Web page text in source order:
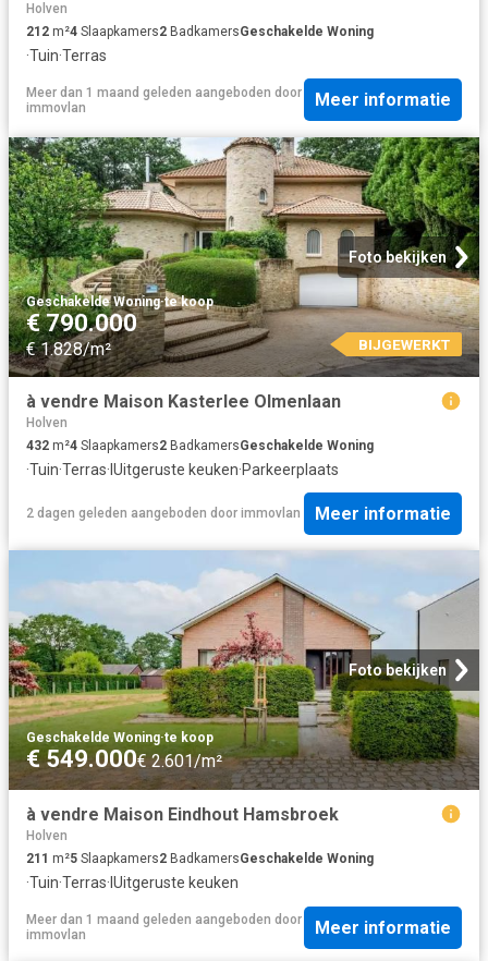
Holven
212 m²4 Slaapkamers2 BadkamersGeschakelde Woning
·Tuin·Terras
Meer dan 1 maand geleden aangeboden door
immovlan
Meer informatie
Foto bekijken
Geschakelde Woning·te koop
€ 790.000
€ 1.828/m² BIJGEWERKT
à vendre Maison Kasterlee Olmenlaan
Holven
432 m²4 Slaapkamers2 BadkamersGeschakelde Woning
·Tuin·Terras·IUitgeruste keuken·Parkeerplaats
2 dagen geleden aangeboden door immovlan Meer informatie
Foto bekijken
Geschakelde Woning·te koop
€ 549.000€ 2.601/m²
à vendre Maison Eindhout Hamsbroek
Holven
211 m²5 Slaapkamers2 BadkamersGeschakelde Woning
·Tuin·Terras· IUitgeruste keuken
Meer dan 1 maand geleden aangeboden door
immovlan
Meer informatie